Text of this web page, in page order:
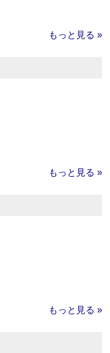
もっと見る »
もっと見る »
もっと見る »